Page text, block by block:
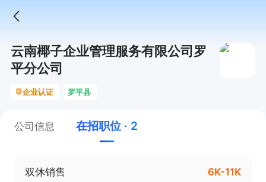
云南椰子企业管理服务有限公司罗
平分公司
企业认证 罗平县
公司信息 在招职位 · 2
双休销售 6K-11K